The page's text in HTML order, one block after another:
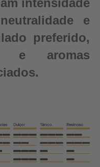
intensidade
e
preferido,
e aromas